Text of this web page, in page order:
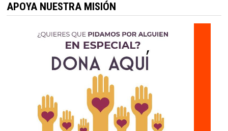
APOYA NUESTRA MISIÓN